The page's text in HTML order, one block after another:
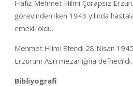
Hafız Mehmet Hilmi Çorapsız
görevinden iken 1943 yılında
emekli oldu.
Mehmet Hilmi Efendi 28 Nisan
Erzurum Asri mezarlığına defnedildi.
Bibliyografi